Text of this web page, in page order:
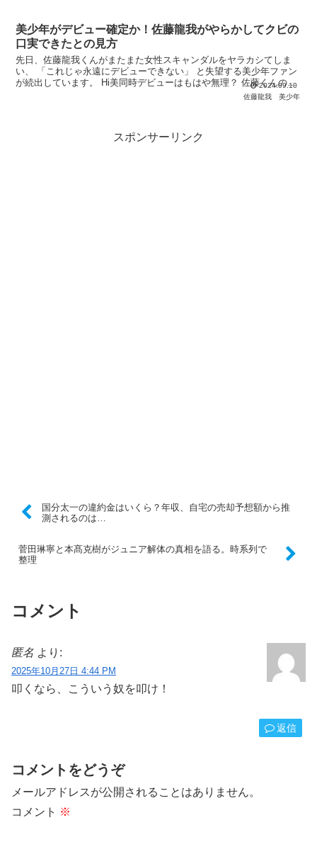
美少年がデビュー確定か！佐藤龍我がやらかしてクビの
口実できたとの見方
先日、佐藤龍我くんがまたまた女性スキャンダルをヤラカシてしま
い、 「これじゃ永遠にデビューできない」 と失望する美少年ファン
が続出しています。 Hi美同時デビューはもはや無理？ 佐藤くんの女
2024.09.10
佐藤龍我
美少年
スポンサーリンク
国分太一の違約金はいくら？年収、自宅の売却予想額から推
測されるのは…
菅田琳寧と本髙克樹がジュニア解体の真相を語る。時系列で
整理
コメント
匿名 より:
2025年10月27日 4:44 PM
叩くなら、こういう奴を叩け！
返信
コメントをどうぞ
メールアドレスが公開されることはありません。
コメント ※